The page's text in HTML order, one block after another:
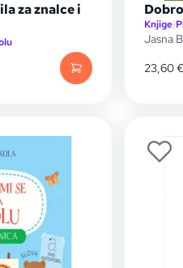
za znalce i
Knjige|
Jasna
23,60